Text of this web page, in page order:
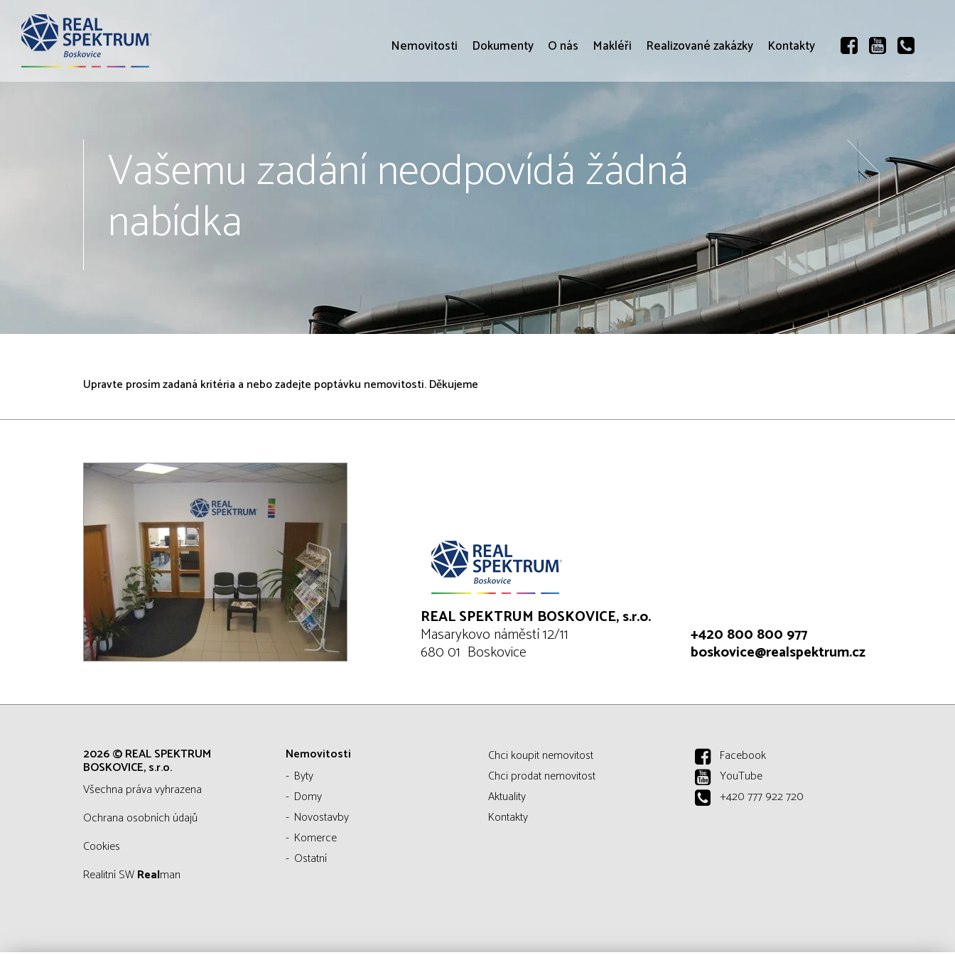
Nemovitosti Dokumenty O nás Makléři Realizované zakázky Kontakty
Vašemu zadání neodpovídá žádná
nabídka
Upravte prosím zadaná kritéria a nebo zadejte poptávku nemovitosti. Děkujeme
REAL SPEKTRUM BOSKOVICE, s.r.o.
Masarykovo náměstí 12/11
680 01 Boskovice
+420 800 800 977
boskovice@realspektrum.cz
2026 © REAL SPEKTRUM
BOSKOVICE, s.r.o.
všechna práva vyhrazena
Ochrana osobních údajů
Cookies
Realitní SWRealman
Nemovitosti
Byty
Domy
Novostavby
Komerce
Ostatní
Chci koupit nemovitost
Chci prodat nemovitost
Aktuality
Kontakty
Facebook
YouTube
+420 777 922 720